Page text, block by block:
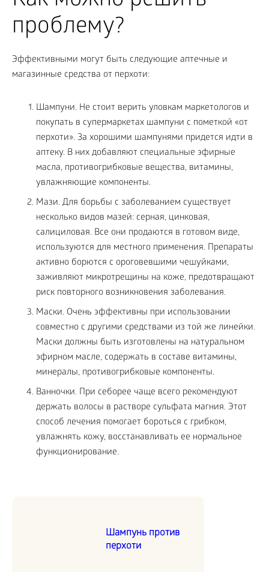
проблему?
Эффективными могут быть следующие аптечные и
магазинные средства от перхоти:
Шампуни. Не стоит верить уловкам маркетологов и
покупать в супермаркетах шампуни с пометкой «от
перхоти». За хорошими шампунями придется идти в
аптеку. В них добавляют специальные эфирные
масла, противогрибковые вещества, витамины,
увлажняющие компоненты.
Мази. Для борьбы с заболеванием существует
несколько видов мазей: серная, цинковая,
салициловая. Все они продаются в готовом виде,
используются для местного применения. Препараты
активно борются с ороговевшими чешуйками,
заживляют микротрещины на коже, предотвращают
риск повторного возникновения заболевания.
Маски. Очень эффективны при использовании
совместно с другими средствами из той же линейки.
Маски должны быть изготовлены на натуральном
эфирном масле, содержать в составе витамины,
минералы, противогрибковые компоненты.
Ванночки. При себорее чаще всего рекомендуют
держать волосы в растворе сульфата магния. Этот
способ лечения помогает бороться с грибком,
увлажнять кожу, восстанавливать ее нормальное
функционирование.
Шампунь против
перхоти